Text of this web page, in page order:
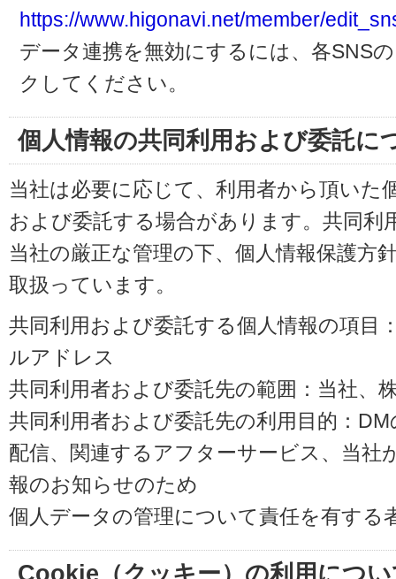
https://www.higonavi.net/member/
データ連携を無効にするには、各SNS
クしてください。
個人情報の共同利用および委託に
当社は必要に応じて、利用者から頂いた
および委託する場合があります。共同利
当社の厳正な管理の下、個人情報保護方
取扱っています。
共同利用および委託する個人情報の項目
ルアドレス
共同利用者および委託先の範囲：当社、
共同利用者および委託先の利用目的：
配信、関連するアフターサービス、当社
報のお知らせのため
個人データの管理について責任を有する
Cookie（クッキー）の利用につ